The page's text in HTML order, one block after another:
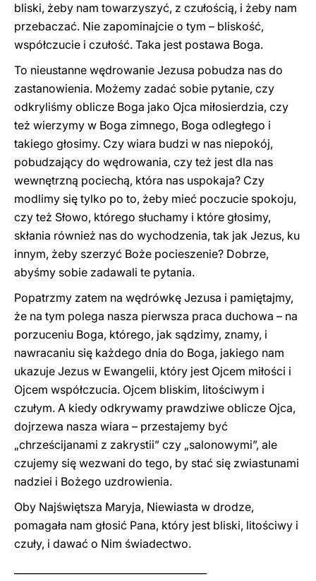
bliski, żeby nam towarzyszyć, z czułością, i żeby nam
przebaczać. Nie zapominajcie o tym – bliskość,
współczucie i czułość. Taka jest postawa Boga.
To nieustanne wędrowanie Jezusa pobudza nas do
zastanowienia. Możemy zadać sobie pytanie, czy
odkryliśmy oblicze Boga jako Ojca miłosierdzia, czy
też wierzymy w Boga zimnego, Boga odległego i
takiego głosimy. Czy wiara budzi w nas niepokój,
pobudzający do wędrowania, czy też jest dla nas
wewnętrzną pociechą, która nas uspokaja? Czy
modlimy się tylko po to, żeby mieć poczucie spokoju,
czy też Słowo, którego słuchamy i które głosimy,
skłania również nas do wychodzenia, tak jak Jezus, ku
innym, żeby szerzyć Boże pocieszenie? Dobrze,
abyśmy sobie zadawali te pytania.
Popatrzmy zatem na wędrówkę Jezusa i pamiętajmy,
że na tym polega nasza pierwsza praca duchowa – na
porzuceniu Boga, którego, jak sądzimy, znamy, i
nawracaniu się każdego dnia do Boga, jakiego nam
ukazuje Jezus w Ewangelii, który jest Ojcem miłości i
Ojcem współczucia. Ojcem bliskim, litościwym i
czułym. A kiedy odkrywamy prawdziwe oblicze Ojca,
dojrzewa nasza wiara – przestajemy być
„chrześcijanami z zakrystii” czy „salonowymi”, ale
czujemy się wezwani do tego, by stać się zwiastunami
nadziei i Bożego uzdrowienia.
Oby Najświętsza Maryja, Niewiasta w drodze,
pomagała nam głosić Pana, który jest bliski, litościwy i
czuły, i dawać o Nim świadectwo.